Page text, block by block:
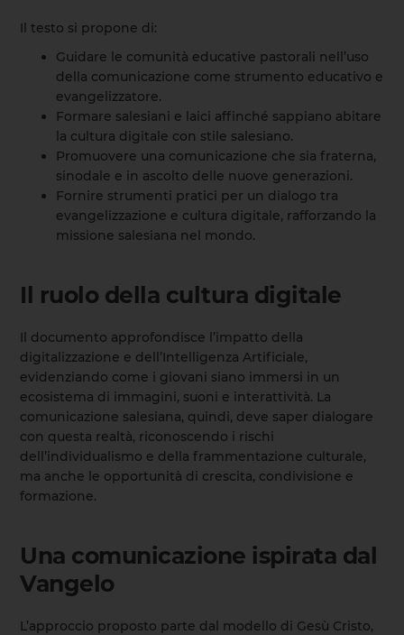
Il testo si propone di:
Guidare le comunità educative pastorali nell’uso
della comunicazione come strumento educativo e
evangelizzatore.
Formare salesiani e laici affinché sappiano abitare
la cultura digitale con stile salesiano.
Promuovere una comunicazione che sia fraterna,
sinodale e in ascolto delle nuove generazioni.
Fornire strumenti pratici per un dialogo tra
evangelizzazione e cultura digitale, rafforzando la
missione salesiana nel mondo.
Il ruolo della cultura digitale
Il documento approfondisce l’impatto della
digitalizzazione e dell’Intelligenza Artificiale,
evidenziando come i giovani siano immersi in un
ecosistema di immagini, suoni e interattività. La
comunicazione salesiana, quindi, deve saper dialogare
con questa realtà, riconoscendo i rischi
dell’individualismo e della frammentazione culturale,
ma anche le opportunità di crescita, condivisione e
formazione.
Una comunicazione ispirata dal
Vangelo
L’approccio proposto parte dal modello di Gesù Cristo,